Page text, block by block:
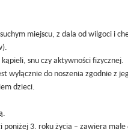
miejscu, z dala od wilgoci i
snu czy aktywności fizycznej.
wyłącznie do noszenia zgodnie z
dzieci.
poniżej 3. roku życia – zawiera